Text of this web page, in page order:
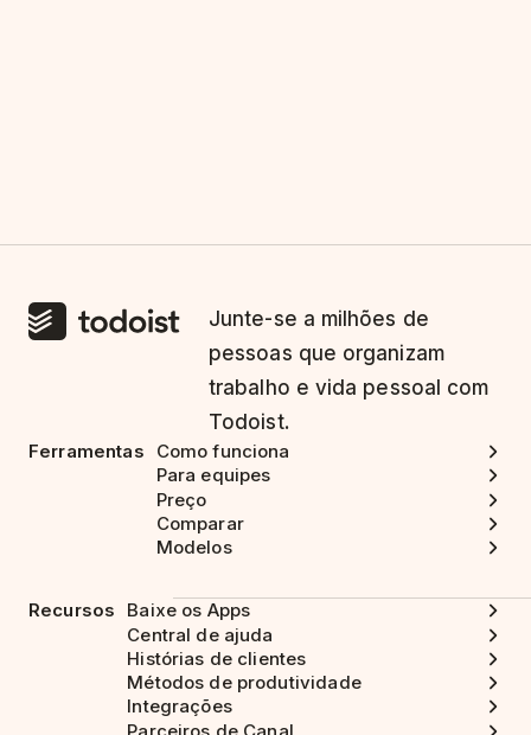
Junte-se a milhões de
pessoas que organizam
trabalho e vida pessoal com
Todoist.
Ferramentas
Como funciona
Para equipes
Preço
Comparar
Modelos
Recursos
Baixe os Apps
Central de ajuda
Histórias de clientes
Métodos de produtividade
Integrações
Parceiros de Canal